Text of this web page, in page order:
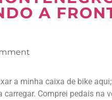
A
a minha caixa de bike
Comprei pedais na